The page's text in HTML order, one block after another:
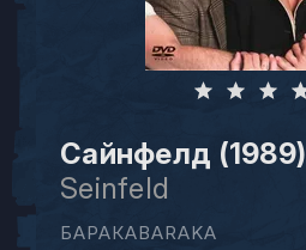
Сайнфелд (1989)
Seinfeld
БАРАКАBARAKA